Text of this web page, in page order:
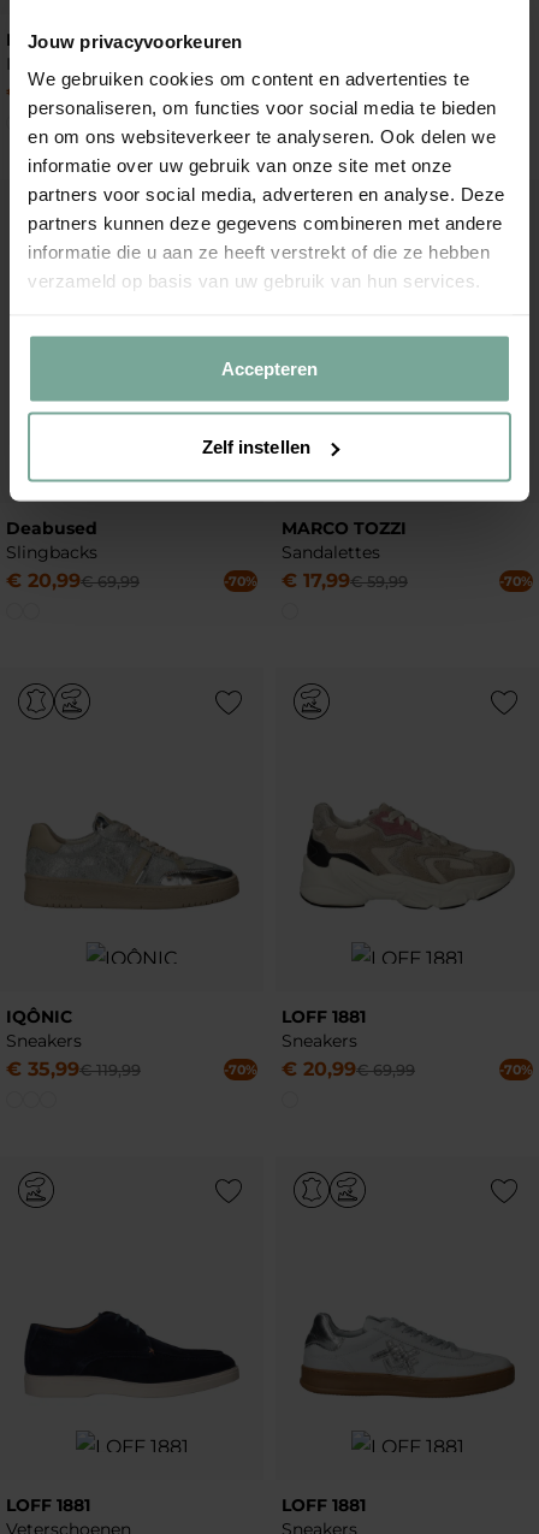
Jouw privacyvoorkeuren
We gebruiken cookies om content en advertenties te
personaliseren, om functies voor social media te bieden
en om ons websiteverkeer te analyseren. Ook delen we
informatie over uw gebruik van onze site met onze
partners voor social media, adverteren en analyse. Deze
partners kunnen deze gegevens combineren met andere
informatie die u aan ze heeft verstrekt of die ze hebben
verzameld op basis van uw gebruik van hun services.
Accepteren
Zelf instellen
LOFF 1881
Instappers
€ 35, 99
Add to Wishlist
Deabused
Slingbacks
€ 20,99€ 69,99 -70%
Add to
MARCO TOZZI
Sandalettes
€ 17,99€ 59,99 -70%
Add to Wishlist
IQÔNIC
Sneakers
€ 35,99€ 119,99 -70%
Add to
LOFF 1881
Sneakers
€ 20,99€ 69,99 -70%
Add to Wishlist
LOFF 1881
Veterschoenen
Add to
LOFF 1881
Sneakers